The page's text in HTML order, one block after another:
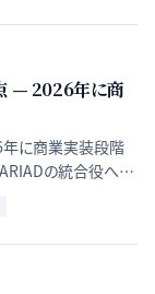
— 2026年に商
年に商業実装段階
の統合役への